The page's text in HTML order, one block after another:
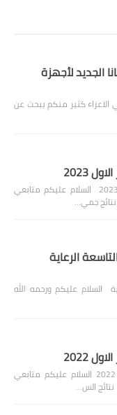
الجديد لأجهزة
الاعزاء كثير منكم يبحث عن
2023
نتائج السادس ابتدائي الدور الاول 2023 السلام عليكم متابعي
نتائج جمي…
الرعاية
السلام عليكم ورحمه الله
2022
نتائج السادس ابتدائي الدور الاول 2022 السلام عليكم متابعي
الس…